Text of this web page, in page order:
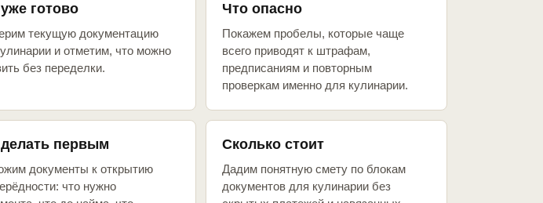
готово
текущую документацию
и отметим, что можно
без переделки.
Что опасно
Покажем пробелы, которые чаще
всего приводят к штрафам,
предписаниям и повторным
проверкам именно для кулинарии.
первым
документы к открытию
что нужно
Сколько стоит
Дадим понятную смету по блокам
документов для кулинарии без